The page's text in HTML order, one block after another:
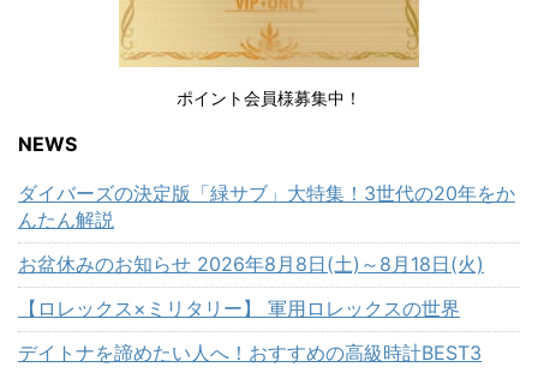
ポイント会員様募集中！
NEWS
ダイバーズの決定版「緑サブ」大特集！3世代の20年をか
んたん解説
お盆休みのお知らせ 2026年8月8日(土)～8月18日(火)
【ロレックス×ミリタリー】 軍用ロレックスの世界
デイトナを諦めたい人へ！おすすめの高級時計BEST3